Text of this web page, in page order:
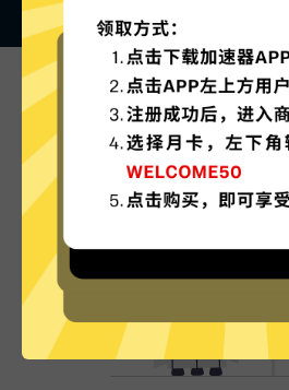
科学上网梯